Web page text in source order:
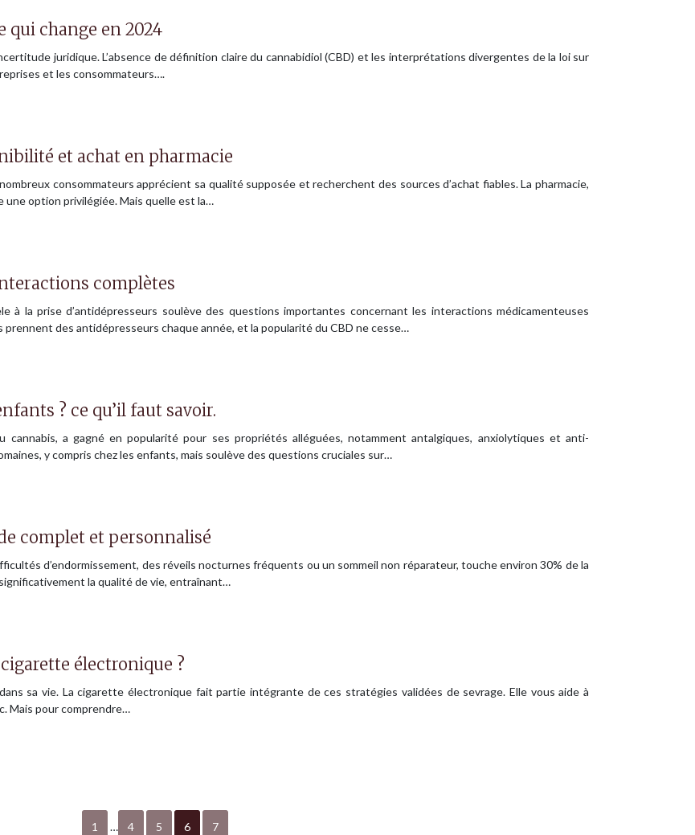
qui change en 2024
juridique. L’absence de définition claire du cannabidiol (CBD) et les interprétations divergentes de la loi sur
et les consommateurs….
et achat en pharmacie
consommateurs apprécient sa qualité supposée et recherchent des sources d’achat fiables. La pharmacie,
option privilégiée. Mais quelle est la…
complètes
à la prise d’antidépresseurs soulève des questions importantes concernant les interactions médicamenteuses
prennent des antidépresseurs chaque année, et la popularité du CBD ne cesse…
? ce qu’il faut savoir.
cannabis, a gagné en popularité pour ses propriétés alléguées, notamment antalgiques, anxiolytiques et anti-
y compris chez les enfants, mais soulève des questions cruciales sur…
complet et personnalisé
d’endormissement, des réveils nocturnes fréquents ou un sommeil non réparateur, touche environ 30% de la
la qualité de vie, entraînant…
électronique ?
sa vie. La cigarette électronique fait partie intégrante de ces stratégies validées de sevrage. Elle vous aide à
Mais pour comprendre…
1 … 4 5 6 7